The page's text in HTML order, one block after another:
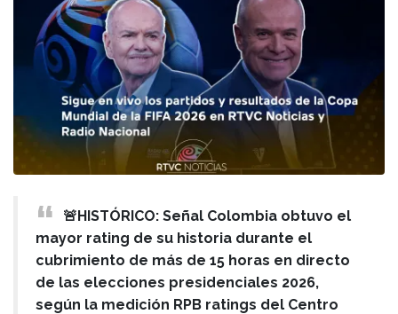
🚨HISTÓRICO: Señal Colombia obtuvo el
mayor rating de su historia durante el
cubrimiento de más de 15 horas en directo
de las elecciones presidenciales 2026,
según la medición RPB ratings del Centro